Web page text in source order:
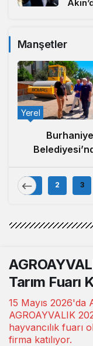
Manşetler
Yerel
Burhaniye
Kapsamlı
Yapım ve
1 2 3
Tarım Fuarı
15 Mayıs 2026'da
AGROAYVALIK
hayvancılık fuarı
firma katılıyor.